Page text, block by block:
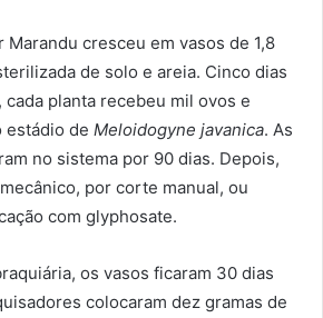
cresceu em vasos de 1,8
de solo e areia. Cinco dias
planta recebeu mil ovos e
estádio de Meloidogyne javanica. As
no sistema por 90 dias. Depois,
por corte manual, ou
com glyphosate.
os vasos ficaram 30 dias
colocaram dez gramas de